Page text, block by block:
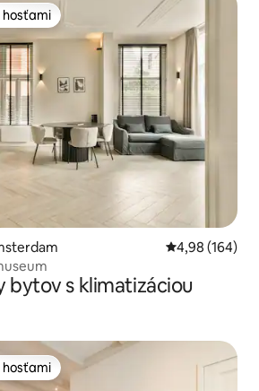
hosťami
hosťami
Priemerné
4,98 (164)
bytov s klimatizáciou
hosťami
hosťami